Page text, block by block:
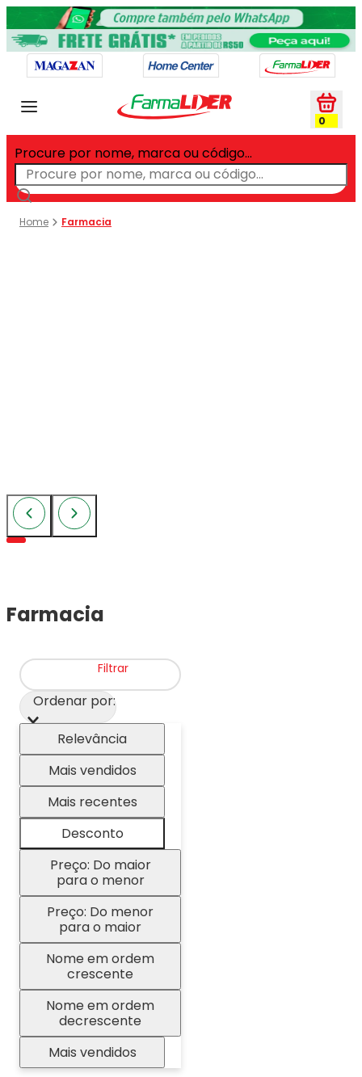
0
Procure por nome, marca ou código...
Farmacia
Farmacia
Filtrar
Relevância
Mais vendidos
Mais recentes
Desconto
Preço: Do maior
para o menor
Preço: Do menor
para o maior
Nome em ordem
crescente
Nome em ordem
decrescente
Mais vendidos